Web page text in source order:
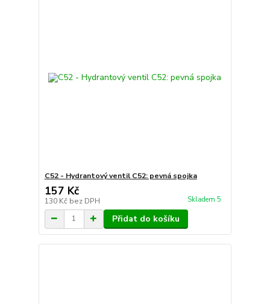
C52 - Hydrantový ventil C52: pevná spojka
157 Kč
130 Kč bez DPH Skladem 5
Přidat do košíku